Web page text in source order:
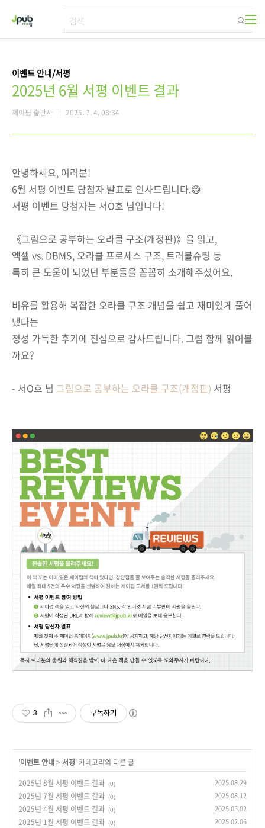
이벤트 안내/서평
2025년 6월 서평 이벤트 결과
제이펍 출판사 2025. 7. 4. 08:34
안녕하세요, 여러분!
6월 서평 이벤트 당첨자 발표로 인사드립니다.😅
서평 이벤트 당첨자는 서O호 님입니다!
《그림으로 공부하는 오라클 구조(개정판)》을 읽고,
엑셀 vs. DBMS, 오라클 프로세스 구조, 트러블슈팅 등
특히 큰 도움이 되었던 부분들을 꼼꼼히 소개해주셨어요.
비유를 활용해 복잡한 오라클 구조 개념을 쉽고 재미있게 풀어
냈다는
정성 가득한 후기에 진심으로 감사드립니다. 그럼 함께 읽어볼
까요?
- 서O호 님 그림으로 공부하는 오라클 구조(개정판) 서평
3 구독하기
'이벤트 안내> 서평' 카테고리의 다른 글
2025년 8월 서평 이벤트 결과 (0) 2025.08.29
2025년 7월 서평 이벤트 결과 (0) 2025.08.12
2025년 4월 서평 이벤트 결과 (0) 2025.05.02
2025년 1월 서평 이벤트 결과 (0) 2025.02.06